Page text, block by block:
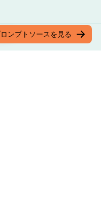
す
ンプトソースを見る